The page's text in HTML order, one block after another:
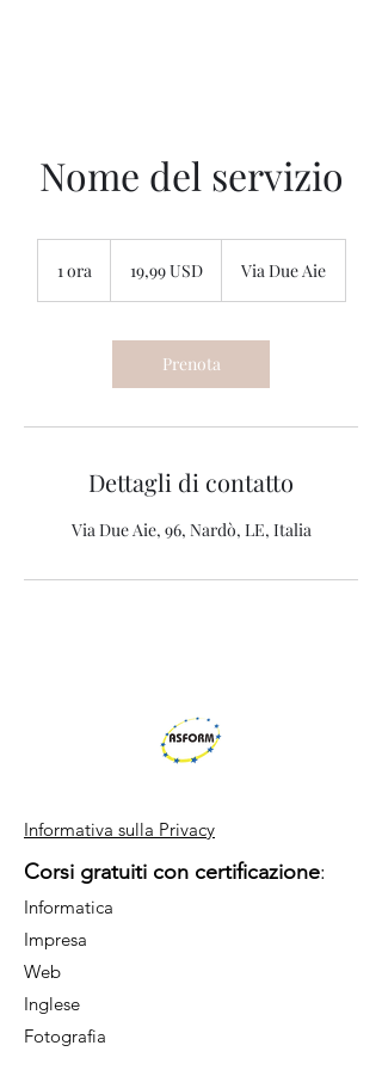
Nome del servizio
1 ora1
statunitensi
19,99 USD Via Due Aie
Prenota
Dettagli di contatto
Via Due Aie, 96, Nardò, LE, Italia
Informativa sulla Privacy
Corsi gratuiti con certificazione:
Informatica
Impresa
Web
Inglese
Fotografia